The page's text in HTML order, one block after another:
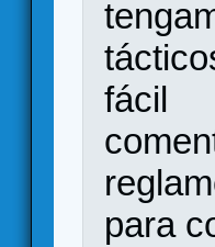
fácil
para